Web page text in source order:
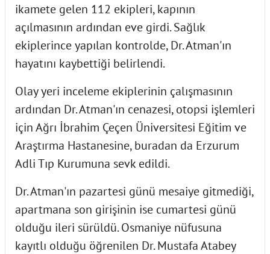
ikamete gelen 112 ekipleri, kapının
açılmasının ardından eve girdi. Sağlık
ekiplerince yapılan kontrolde, Dr. Atman'ın
hayatını kaybettiği belirlendi.
Olay yeri inceleme ekiplerinin çalışmasının
ardından Dr. Atman'ın cenazesi, otopsi işlemleri
için Ağrı İbrahim Çeçen Üniversitesi Eğitim ve
Araştırma Hastanesine, buradan da Erzurum
Adli Tıp Kurumuna sevk edildi.
Dr. Atman'ın pazartesi günü mesaiye gitmediği,
apartmana son girişinin ise cumartesi günü
olduğu ileri sürüldü. Osmaniye nüfusuna
kayıtlı olduğu öğrenilen Dr. Mustafa Atabey